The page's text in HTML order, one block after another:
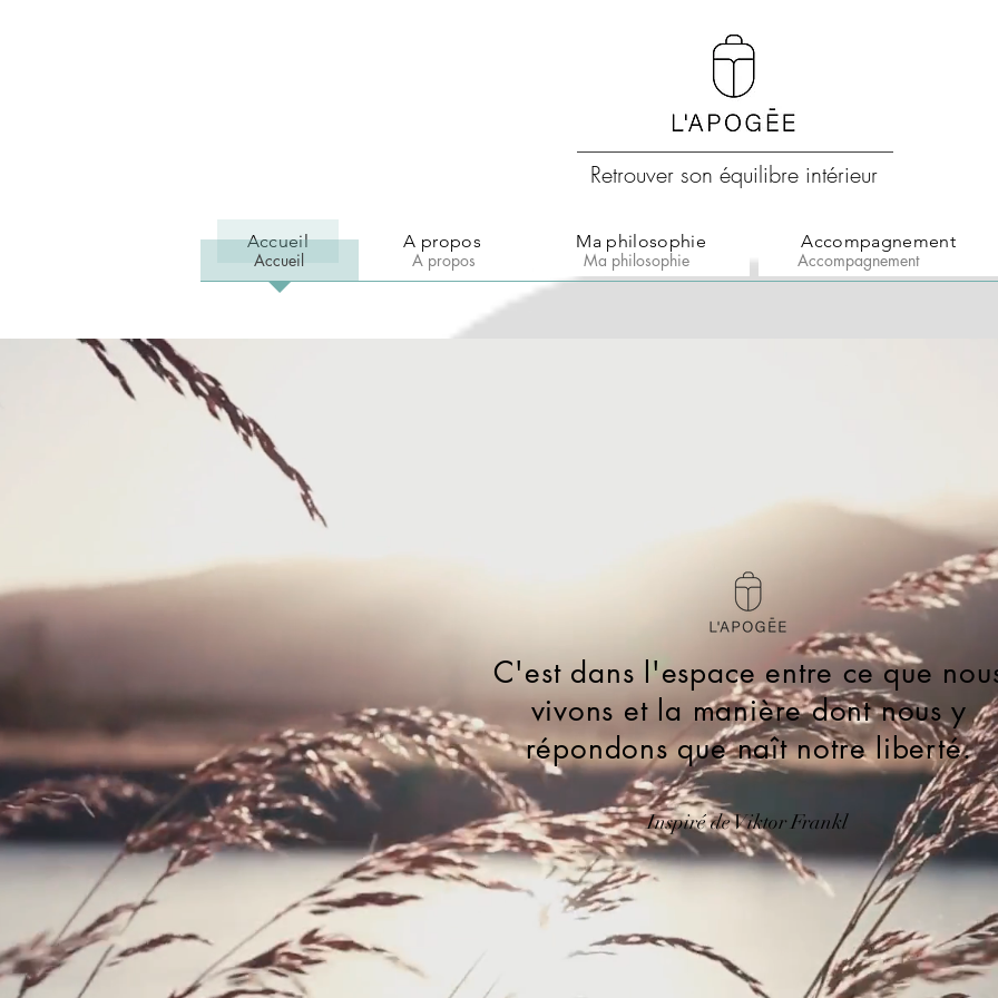
Retrouver son équilibre intérieur
Accueil A propos Ma philosophie Accompagnement
C'est dans l'espace entre ce que
vivons et la manière dont nous y
répondons que naît notre liberté.
Inspiré de Viktor Frankl
Accueil A propos Ma philosophie Accompagnement